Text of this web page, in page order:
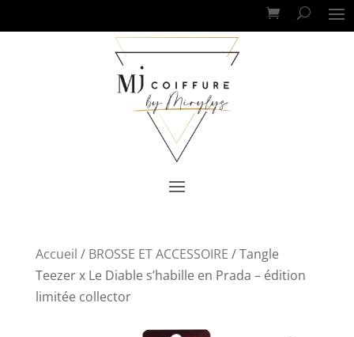
Accueil / BROSSE ET ACCESSOIRE / Tangle
Teezer x Le Diable s’habille en Prada – édition
limitée collector